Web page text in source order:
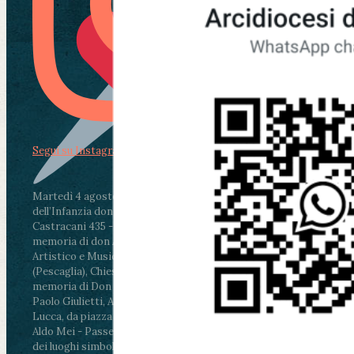
Martedì 4 agosto2026
ore 11:30 - Lucca, Scuola
dell’Infanzia don Aldo Mei - Viale Castruccio
Castracani 435 - Inaugurazione murales in
memoria di don Aldo Mei curato dal Liceo
Artistico e Musicale “Passaglia”
ore 18 - Fiano
(Pescaglia), Chiesa parrocchiale - Messa in
memoria di Don Aldo Mei celebrata da mons.
Paolo Giulietti, Arcivescovo di Lucca
ore 20.30 -
Lucca, da piazza San Michele al Cippo di don
Aldo Mei - Passeggiata della Memoria in alcuni
dei luoghi simbolo della città. Ritrovo alle ore
Segui su Instagram